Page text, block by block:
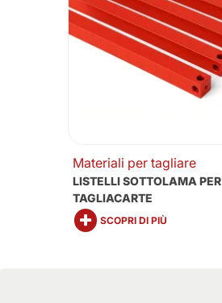
Materiali per tagliare
LISTELLI SOTTOLAMA PER
TAGLIACARTE
SCOPRI DI PIÙ